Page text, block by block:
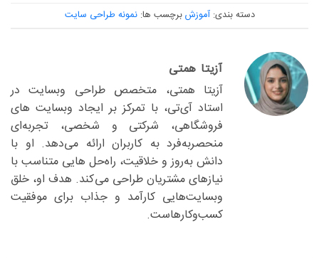
دسته بندی:آموزشبرچسب ها:نمونه طراحی سایت
آزیتا همتی
آزیتا همتی، متخصص طراحی وبسایت در
استاد آی‌تی، با تمرکز بر ایجاد وبسایت های
فروشگاهی، شرکتی و شخصی، تجربه‌ای
منحصربه‌فرد به کاربران ارائه می‌دهد. او با
دانش به‌روز و خلاقیت، راه‌حل هایی متناسب با
نیازهای مشتریان طراحی می‌کند. هدف او، خلق
وبسایت‌هایی کارآمد و جذاب برای موفقیت
کسب‌وکارهاست.